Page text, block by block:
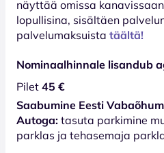
näyttää omissa
lopullisina, sisältäen
palvelumaksuista täältä!
Nominaalhinnale lisandub
Pilet 45 €
Saabumine Eesti
Autoga: tasuta parkimine
parklas ja tehasemaja